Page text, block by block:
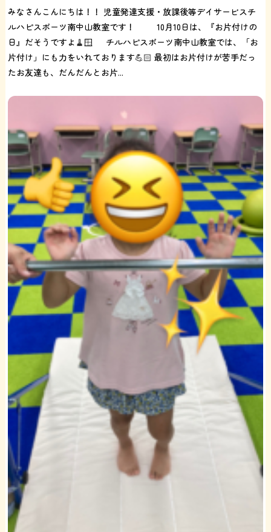
みなさんこんにちは！！ 児童発達支援・放課後等デイサービスチ
ルハピスポーツ南中山教室です！ 10月10日は、『お片付けの
日』だそうですよ🧹🪟 チルハピスポーツ南中山教室では、「お
片付け」にも力をいれております💪🏻 最初はお片付けが苦手だっ
たお友達も、だんだんとお片...